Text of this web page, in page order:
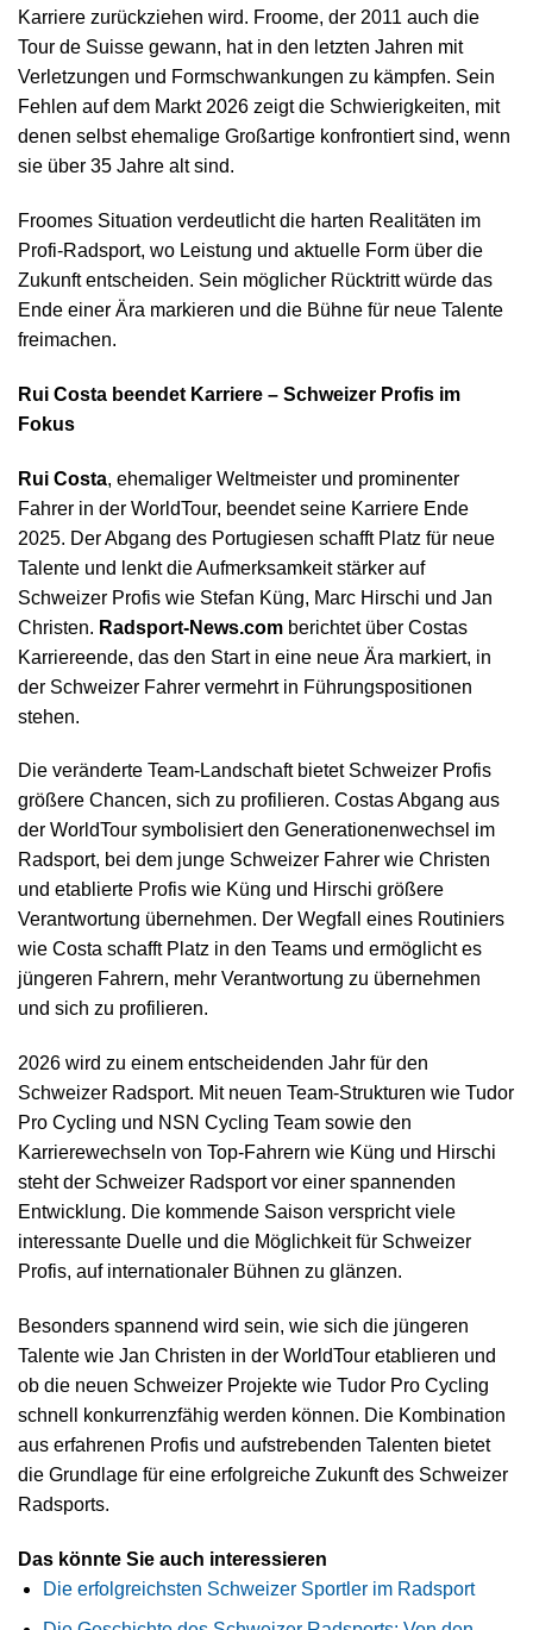
Karriere zurückziehen wird. Froome, der 2011 auch die
Tour de Suisse gewann, hat in den letzten Jahren mit
Verletzungen und Formschwankungen zu kämpfen. Sein
Fehlen auf dem Markt 2026 zeigt die Schwierigkeiten, mit
denen selbst ehemalige Großartige konfrontiert sind, wenn
sie über 35 Jahre alt sind.
Froomes Situation verdeutlicht die harten Realitäten im
Profi-Radsport, wo Leistung und aktuelle Form über die
Zukunft entscheiden. Sein möglicher Rücktritt würde das
Ende einer Ära markieren und die Bühne für neue Talente
freimachen.
Rui Costa beendet Karriere – Schweizer Profis im
Fokus
Rui Costa, ehemaliger Weltmeister und prominenter
Fahrer in der WorldTour, beendet seine Karriere Ende
2025. Der Abgang des Portugiesen schafft Platz für neue
Talente und lenkt die Aufmerksamkeit stärker auf
Schweizer Profis wie Stefan Küng, Marc Hirschi und Jan
Christen. Radsport-News.com berichtet über Costas
Karriereende, das den Start in eine neue Ära markiert, in
der Schweizer Fahrer vermehrt in Führungspositionen
stehen.
Die veränderte Team-Landschaft bietet Schweizer Profis
größere Chancen, sich zu profilieren. Costas Abgang aus
der WorldTour symbolisiert den Generationenwechsel im
Radsport, bei dem junge Schweizer Fahrer wie Christen
und etablierte Profis wie Küng und Hirschi größere
Verantwortung übernehmen. Der Wegfall eines Routiniers
wie Costa schafft Platz in den Teams und ermöglicht es
jüngeren Fahrern, mehr Verantwortung zu übernehmen
und sich zu profilieren.
2026 wird zu einem entscheidenden Jahr für den
Schweizer Radsport. Mit neuen Team-Strukturen wie Tudor
Pro Cycling und NSN Cycling Team sowie den
Karrierewechseln von Top-Fahrern wie Küng und Hirschi
steht der Schweizer Radsport vor einer spannenden
Entwicklung. Die kommende Saison verspricht viele
interessante Duelle und die Möglichkeit für Schweizer
Profis, auf internationaler Bühnen zu glänzen.
Besonders spannend wird sein, wie sich die jüngeren
Talente wie Jan Christen in der WorldTour etablieren und
ob die neuen Schweizer Projekte wie Tudor Pro Cycling
schnell konkurrenzfähig werden können. Die Kombination
aus erfahrenen Profis und aufstrebenden Talenten bietet
die Grundlage für eine erfolgreiche Zukunft des Schweizer
Radsports.
Das könnte Sie auch interessieren
Die erfolgreichsten Schweizer Sportler im Radsport